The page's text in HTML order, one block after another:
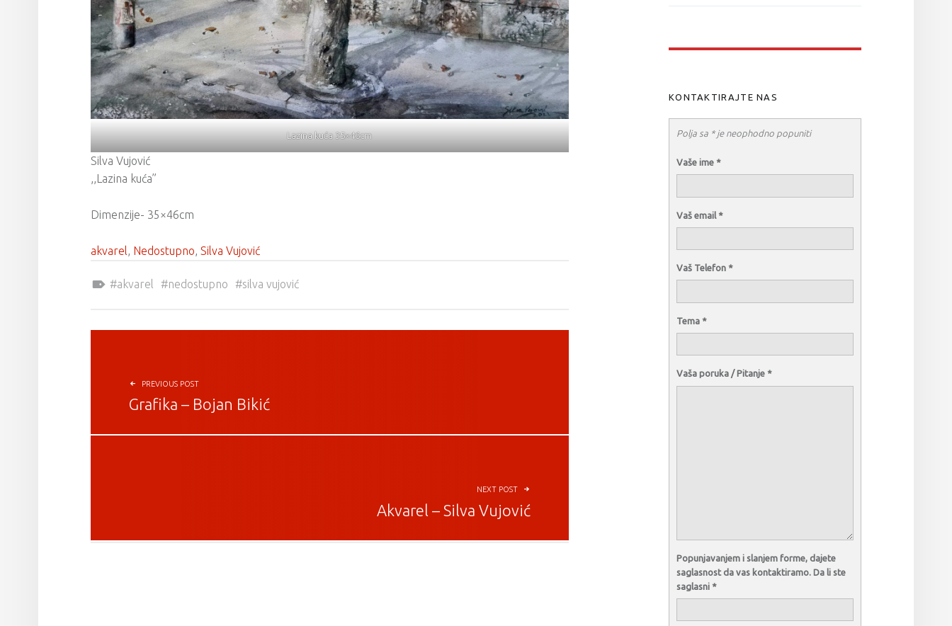
Lazina kuća 35×46cm
Silva Vujović
,,Lazina kuća”
Dimenzije- 35×46cm
akvarel, Nedostupno, Silva Vujović
akvarel
nedostupno silva vujović
POST NAVIGATION
PREVIOUS POST
Grafika – Bojan Bikić
NEXT POST
Akvarel – Silva Vujović
KONTAKTIRAJTE NAS
Polja sa * je neophodno popuniti
Vaše ime *
Vaš email *
Vaš Telefon *
Tema *
Vaša poruka / Pitanje *
Popunjavanjem i slanjem forme, dajete
saglasnost da vas kontaktiramo. Da li ste
saglasni *